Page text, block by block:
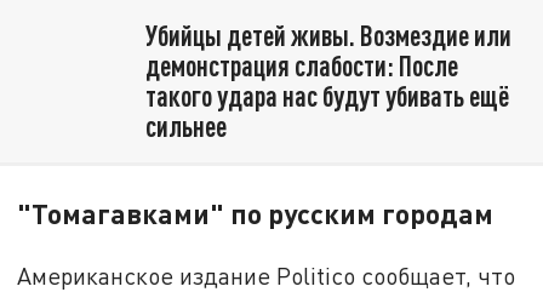
Убийцы детей живы. Возмездие или
демонстрация слабости: После
такого удара нас будут убивать ещё
сильнее
"Томагавками" по русским городам
Американское издание Politico сообщает, что